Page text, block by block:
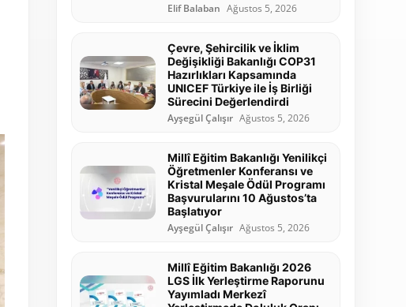
Elif Balaban Ağustos 5, 2026
Çevre, Şehircilik ve İklim
Değişikliği Bakanlığı COP31
Hazırlıkları Kapsamında
UNICEF Türkiye ile İş Birliği
Sürecini Değerlendirdi
Ayşegül Çalışır Ağustos 5, 2026
Millî Eğitim Bakanlığı Yenilikçi
Öğretmenler Konferansı ve
Kristal Meşale Ödül Programı
Başvurularını 10 Ağustos’ta
Başlatıyor
Ayşegül Çalışır Ağustos 5, 2026
Millî Eğitim Bakanlığı 2026
LGS İlk Yerleştirme Raporunu
Yayımladı Merkezî